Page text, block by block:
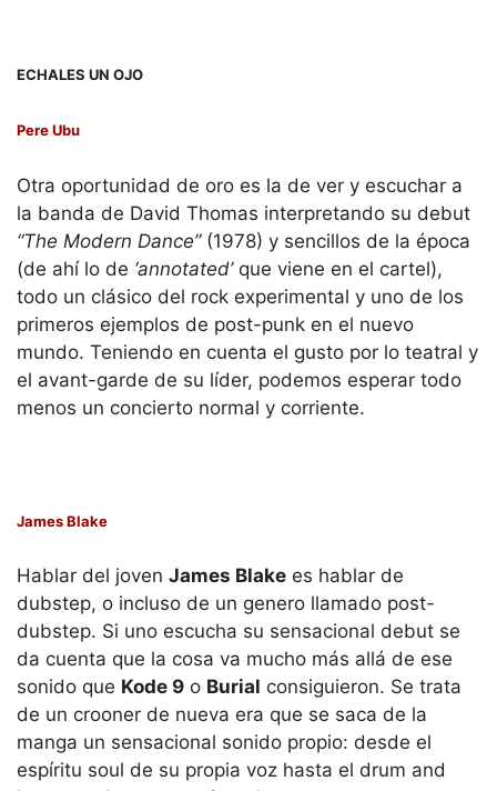
ECHALES UN OJO
Pere Ubu
Otra oportunidad de oro es la de ver y escuchar a
la banda de David Thomas interpretando su debut
“The Modern Dance”(1978) y sencillos de la época
(de ahí lo de ‘annotated’que viene en el cartel),
todo un clásico del rock experimental y uno de los
primeros ejemplos de post-punk en el nuevo
mundo. Teniendo en cuenta el gusto por lo teatral y
el avant-garde de su líder, podemos esperar todo
menos un concierto normal y corriente.
James Blake
Hablar del joven James Blake es hablar de
dubstep, o incluso de un genero llamado post-
dubstep. Si uno escucha su sensacional debut se
da cuenta que la cosa va mucho más allá de ese
sonido que Kode 9 o Burial consiguieron. Se trata
de un crooner de nueva era que se saca de la
manga un sensacional sonido propio: desde el
espíritu soul de su propia voz hasta el drum and